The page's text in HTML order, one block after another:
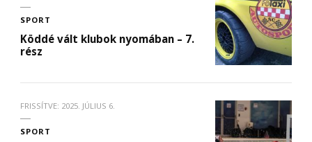
SPORT
Köddé vált klubok nyomában – 7.
rész
FRISSÍTVE: 2025. JÚLIUS 6.
SPORT